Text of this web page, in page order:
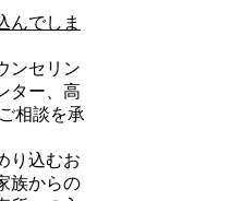
んでしま
ンセリン
ター、高
相談を承
り込むお
族からの